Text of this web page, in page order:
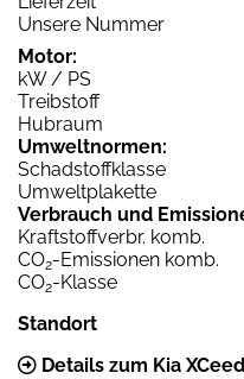
Unsere Nummer
Motor:
kW / PS
Treibstoff
Hubraum
Umweltnormen:
Schadstoffklasse
Umweltplakette
Verbrauch und
Kraftstoffverbr. komb.
CO2-Emissionen komb.
CO2-Klasse
Standort
Details zum Kia